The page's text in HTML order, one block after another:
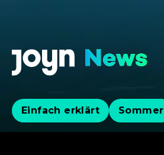
Einfach erklärt Sommer